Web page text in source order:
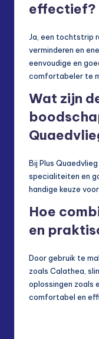
effectief?
Ja, een tochtstrip
verminderen en
eenvoudige en
comfortabeler te
Wat zijn
Bij Plus
specialiteiten en
handige keuze
Hoe
en
Door gebruik te
zoals Calathea,
oplossingen zoals
comfortabel en